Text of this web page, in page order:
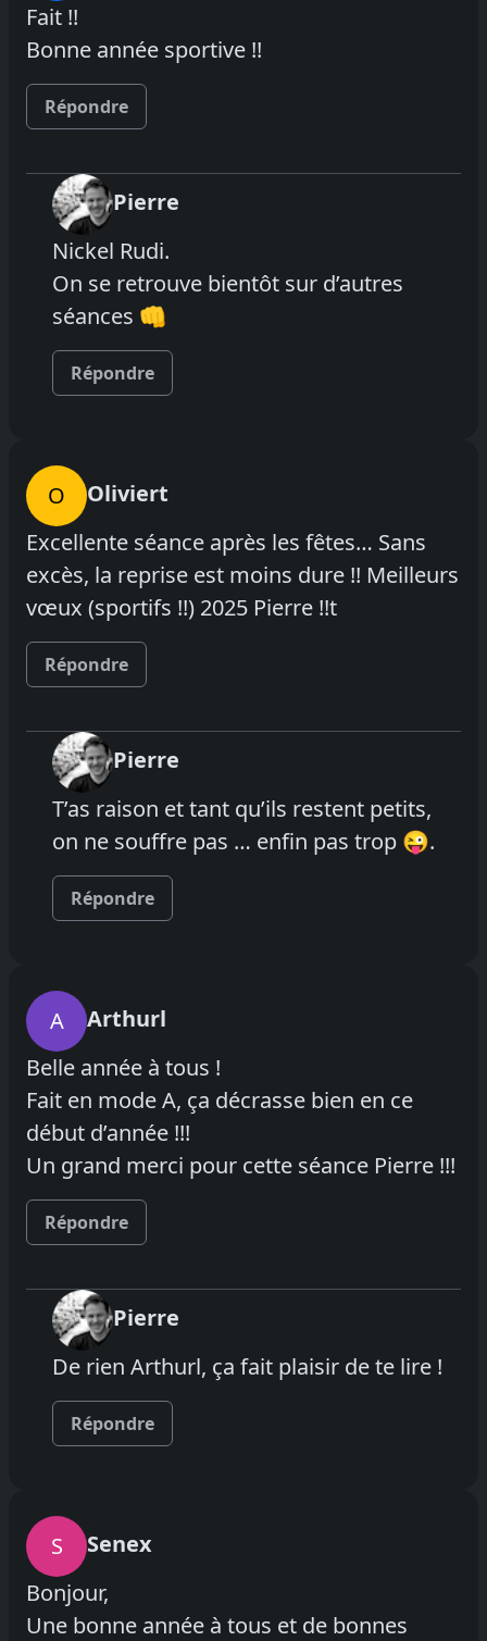
Fait !!
Bonne année sportive !!
Répondre
Pierre
Nickel Rudi.
On se retrouve bientôt sur d’autres
séances 👊
Répondre
O
Oliviert
Excellente séance après les fêtes… Sans
excès, la reprise est moins dure !! Meilleurs
vœux (sportifs !!) 2025 Pierre !!t
Répondre
Pierre
T’as raison et tant qu’ils restent petits,
on ne souffre pas … enfin pas trop 😜.
Répondre
A
Arthurl
Belle année à tous !
Fait en mode A, ça décrasse bien en ce
début d’année !!!
Un grand merci pour cette séance Pierre !!!
Répondre
Pierre
De rien Arthurl, ça fait plaisir de te lire !
Répondre
S
Senex
Bonjour,
Une bonne année à tous et de bonnes